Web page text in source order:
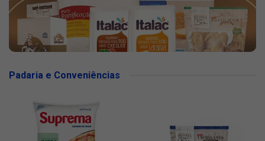
Padaria e Conveniências